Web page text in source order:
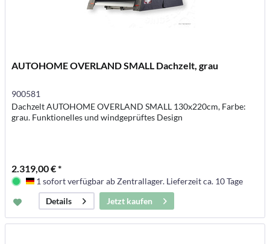
AUTOHOME OVERLAND SMALL Dachzelt, grau
900581
Dachzelt AUTOHOME OVERLAND SMALL 130x220cm, Farbe:
grau. Funktionelles und windgeprüftes Design
2.319,00 € *
Deutschland
1 sofort verfügbar ab Zentrallager. Lieferzeit ca. 10 Tage
Details
Jetzt kaufen